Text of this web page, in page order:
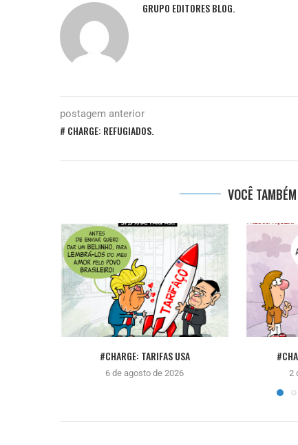
GRUPO EDITORES BLOG.
postagem anterior
# CHARGE: REFUGIADOS.
VOCÊ
#CHARGE: TARIFAS USA
6 de agosto de 2026 2